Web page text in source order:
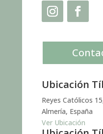
Ubicación
Reyes Católicos
Almería, España
Ver Ubicación